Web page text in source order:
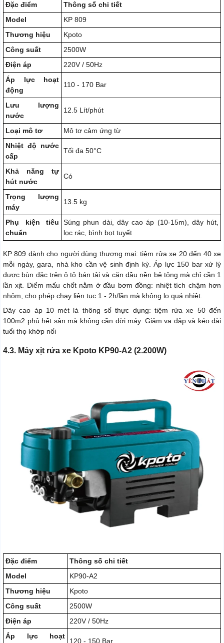
Đặc điểm
Thông số chi tiết
Model
KP 809
Thương hiệu
Kpoto
Công suất
2500W
Điện áp
220V / 50Hz
Áp lực hoạt
động
110 - 170 Bar
Lưu lượng
nước
12.5 Lít/phút
Loại mô tơ
Mô tơ cảm ứng từ
Nhiệt độ nước
cấp
Tối đa 50°C
Khả năng tự
hút nước
Có
Trọng lượng
máy
13.5 kg
Phụ kiện tiêu
chuẩn
Súng phun dài, dây cao áp (10-15m), dây hút,
lọc rác, bình bọt tuyết
KP 809 dành cho người dùng thương mại: tiệm rửa xe 20 đến 40 xe
mỗi ngày, gara, nhà kho cần vệ sinh định kỳ. Áp lực 150 bar xử lý
được bùn đặc trên ô tô bán tải và cặn dầu nền bê tông mà chỉ cần 1
lần xịt. Điểm mấu chốt nằm ở đầu bơm đồng: nhiệt tích chậm hơn
nhôm, cho phép chạy liên tục 1 - 2h/lần mà không lo quá nhiệt.
Dây cao áp 10 mét là thông số thực dụng: tiệm rửa xe 50 đến
100m2 phủ hết sân mà không cần dời máy. Giảm va đập và kéo dài
tuổi thọ khớp nối
4.3. Máy xịt rửa xe Kpoto KP90-A2 (2.200W)
Đặc điểm
Thông số chi tiết
Model
KP90-A2
Thương hiệu
Kpoto
Công suất
2500W
Điện áp
220V / 50Hz
Áp lực hoạt
120 - 150 Bar